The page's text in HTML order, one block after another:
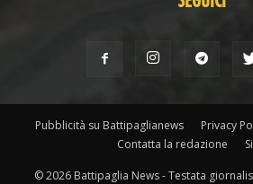
Pubblicità su Battipaglianews Privacy
Contatta la redazione
© 2026 Battipaglia News - Testata